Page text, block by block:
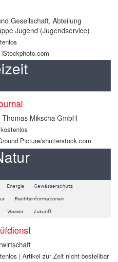
Gesellschaft, Abteilung
Jugend (Jugendservice)
Mikscha GmbH
Picture/shutterstock.com
Energie Gewässerschutz
Rechtsinformationen
Wasser Zukunft
| Artikel zur Zeit nicht bestellbar